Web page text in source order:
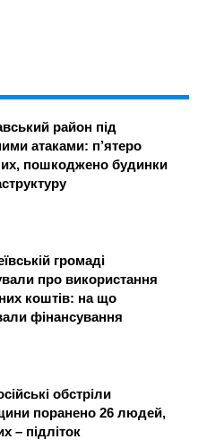
район під
атаками: п’ятеро
пошкоджено будинки
громаді
про використання
коштів: на що
фінансування
обстріли
поранено 26 людей,
– підліток